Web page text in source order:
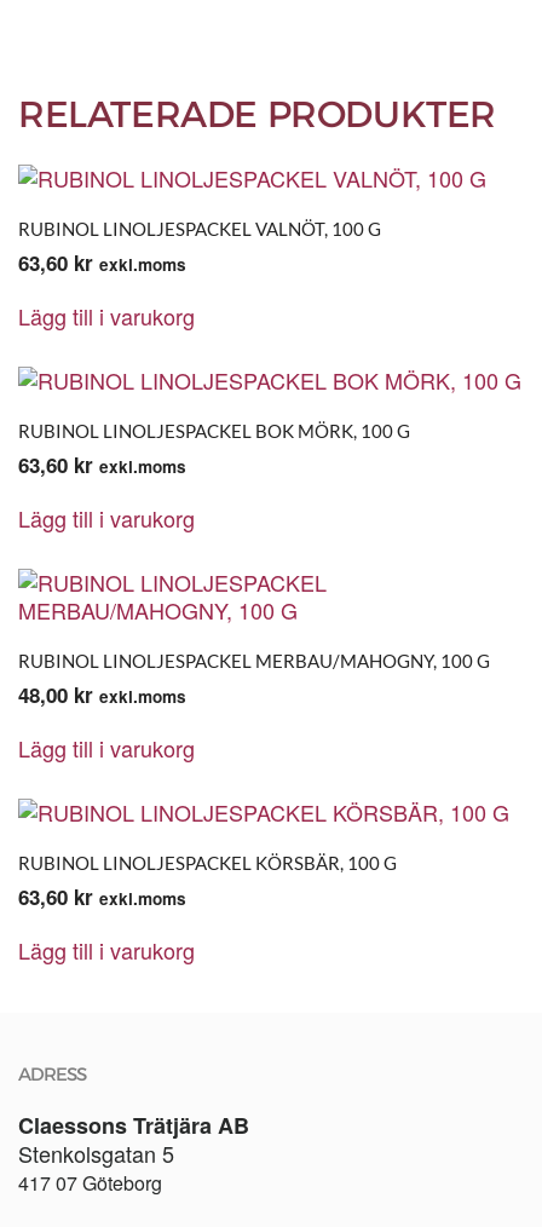
RELATERADE PRODUKTER
RUBINOL LINOLJESPACKEL VALNÖT, 100 G
63,60 kr exkl.moms
Lägg till i varukorg
RUBINOL LINOLJESPACKEL BOK MÖRK, 100 G
63,60 kr exkl.moms
Lägg till i varukorg
RUBINOL LINOLJESPACKEL MERBAU/MAHOGNY, 100 G
48,00 kr exkl.moms
Lägg till i varukorg
RUBINOL LINOLJESPACKEL KÖRSBÄR, 100 G
63,60 kr exkl.moms
Lägg till i varukorg
ADRESS
Claessons Trätjära AB
Stenkolsgatan 5
417 07 Göteborg